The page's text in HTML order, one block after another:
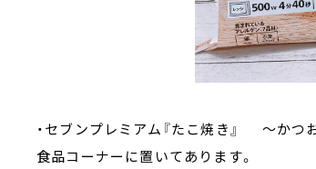
・セブンプレミアム『たこ焼き』 ～かつ
食品コーナーに置いてあります。